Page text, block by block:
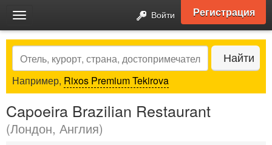
Toggle
navigation
Войти Регистрация
Search Найти
Например, Rixos Premium Tekirova
Capoeira Brazilian Restaurant
(Лондон, Англия)